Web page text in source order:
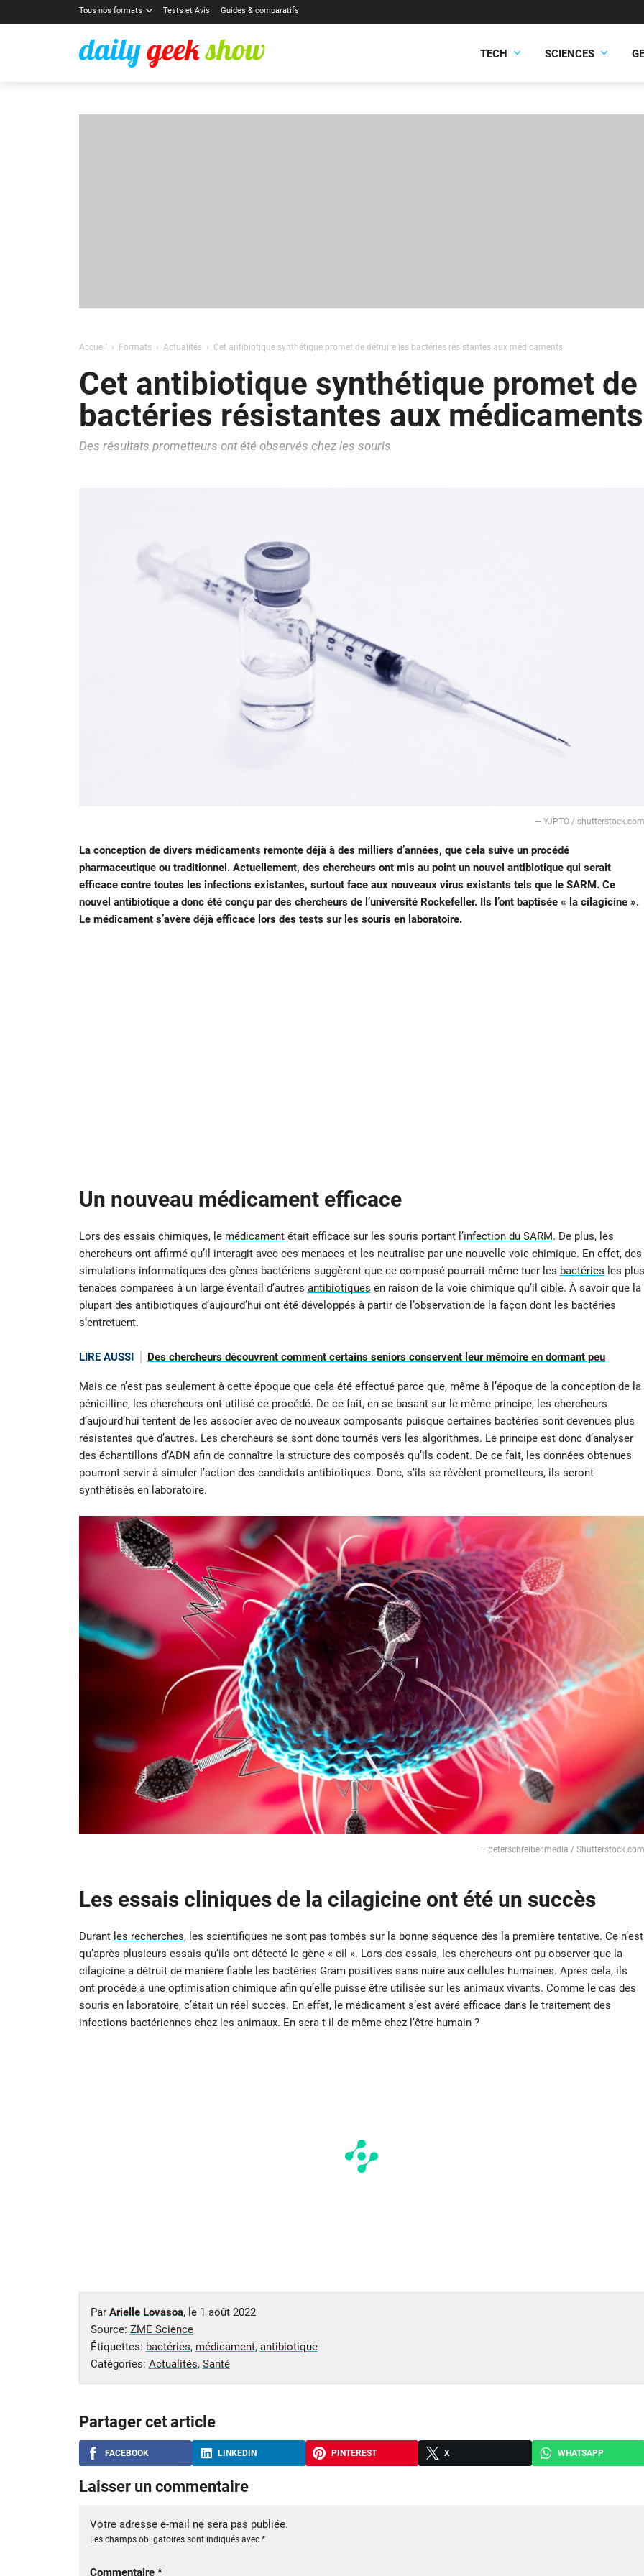
Tous nos formats Tests et Avis Guides & comparatifs
TECH SCIENCES
Accueil Formats Actualités Cet antibiotique synthétique promet de détruire les bactéries résistantes aux médicaments
Cet antibiotique synthétique promet
bactéries résistantes aux médicaments
Des résultats prometteurs ont été observés chez les souris
— YJPTO / shutterstock.com
La conception de divers médicaments remonte déjà à des milliers d’années, que cela suive un procédé
pharmaceutique ou traditionnel. Actuellement, des chercheurs ont mis au point un nouvel antibiotique qui serait
efficace contre toutes les infections existantes, surtout face aux nouveaux virus existants tels que le SARM. Ce
nouvel antibiotique a donc été conçu par des chercheurs de l’université Rockefeller. Ils l’ont baptisée « la cilagicine ».
Le médicament s’avère déjà efficace lors des tests sur les souris en laboratoire.
Un nouveau médicament efficace
Lors des essais chimiques, le médicamentétait efficace sur les souris portant l’infection du SARM. De plus, les
chercheurs ont affirmé qu’il interagit avec ces menaces et les neutralise par une nouvelle voie chimique. En effet, des
simulations informatiques des gènes bactériens suggèrent que ce composé pourrait même tuer les bactéries les plus
tenaces comparées à un large éventail d’autres antibiotiques en raison de la voie chimique qu’il cible. À savoir que la
plupart des antibiotiques d’aujourd’hui ont été développés à partir de l’observation de la façon dont les bactéries
s’entretuent.
LIRE AUSSI Des chercheurs découvrent comment certains seniors conservent leur mémoire en dormant peu
Mais ce n’est pas seulement à cette époque que cela été effectué parce que, même à l’époque de la conception de la
pénicilline, les chercheurs ont utilisé ce procédé. De ce fait, en se basant sur le même principe, les chercheurs
d’aujourd’hui tentent de les associer avec de nouveaux composants puisque certaines bactéries sont devenues plus
résistantes que d’autres. Les chercheurs se sont donc tournés vers les algorithmes. Le principe est donc d’analyser
des échantillons d’ADN afin de connaître la structure des composés qu’ils codent. De ce fait, les données obtenues
pourront servir à simuler l’action des candidats antibiotiques. Donc, s’ils se révèlent prometteurs, ils seront
synthétisés en laboratoire.
— peterschreiber.media / Shutterstock.com
Les essais cliniques de la cilagicine ont été un succès
Durant les recherches, les scientifiques ne sont pas tombés sur la bonne séquence dès la première tentative. Ce n’est
qu’après plusieurs essais qu’ils ont détecté le gène « cil ». Lors des essais, les chercheurs ont pu observer que la
cilagicine a détruit de manière fiable les bactéries Gram positives sans nuire aux cellules humaines. Après cela, ils
ont procédé à une optimisation chimique afin qu’elle puisse être utilisée sur les animaux vivants. Comme le cas des
souris en laboratoire, c’était un réel succès. En effet, le médicament s’est avéré efficace dans le traitement des
infections bactériennes chez les animaux. En sera-t-il de même chez l’être humain ?
Par Arielle Lovasoa, le 1 août 2022
Source: ZME Science
Étiquettes: bactéries, médicament, antibiotique
Catégories: Actualités, Santé
Partager cet article
FACEBOOK LINKEDIN PINTEREST X WHATSAPP
Laisser un commentaire
Votre adresse e-mail ne sera pas publiée.
Les champs obligatoires sont indiqués avec *
Commentaire *